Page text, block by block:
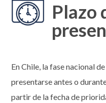
Plazo
En Chile, la fase nacional
presentarse antes o
partir de la fecha de